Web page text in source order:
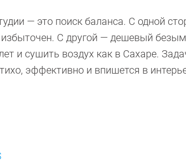
— это поиск баланса. С одной
С другой — дешевый
и сушить воздух как в Сахаре.
эффективно и впишется в